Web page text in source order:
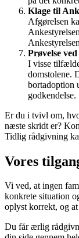
Klage til
Afgørelsen
Prøvelse
I visse
domstolene.
bortadoption
godkendelse.
Er du i tvivl om,
næste skridt er?
Tidlig rådgivning
Vores
Vi ved, at ingen
konkrete situation
oplyst korrekt, og at
Du får ærlig